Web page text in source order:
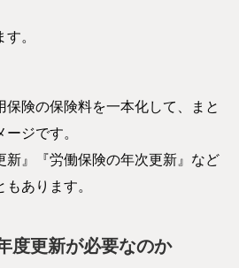
。
険の保険料を一本化して、まと
ジです。
新』『労働保険の年次更新』など
あります。
度更新が必要なのか